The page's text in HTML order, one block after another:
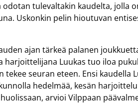
odotan tulevaltakin kaudelta, jolla
Uskonkin pelin hioutuvan
ajan tärkeä palanen
harjoittelijana Luukas tuo iloa
tekee seuran eteen. Ensi kaudella
hedelmää, kesän
arvioi Vilppaan